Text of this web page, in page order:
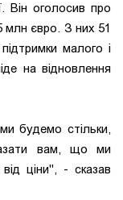
Він оголосив про
млн євро. З них 51
малого і
на відновлення
будемо стільки,
вам, що ми
ціни", - сказав